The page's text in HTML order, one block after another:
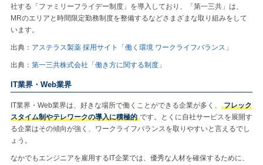
社する「ファミリーフライデー制度」を導入しており、「第一三共」は、
MRのエリアと時間限定勤務制度を整備するなどさまざまな取り組みをして
います。
出典： アステラス製薬 採用サイト「働く環境 ワークライフバランス」
出典： 第一三共株式会社「働き方に関する制度」
IT業界・Web業界
IT業界・Web業界は、好きな場所で働くことができる企業が多く、
フレック
スタイム制やテレワークの導入に積極的 です。とくに自社サービスを展開す
る企業はその傾向が強く、ワークライフバランスを取りやすいと言えるでし
ょう。
なかでもエンジニアを雇用するIT企業では、優秀な人材を確保するために、